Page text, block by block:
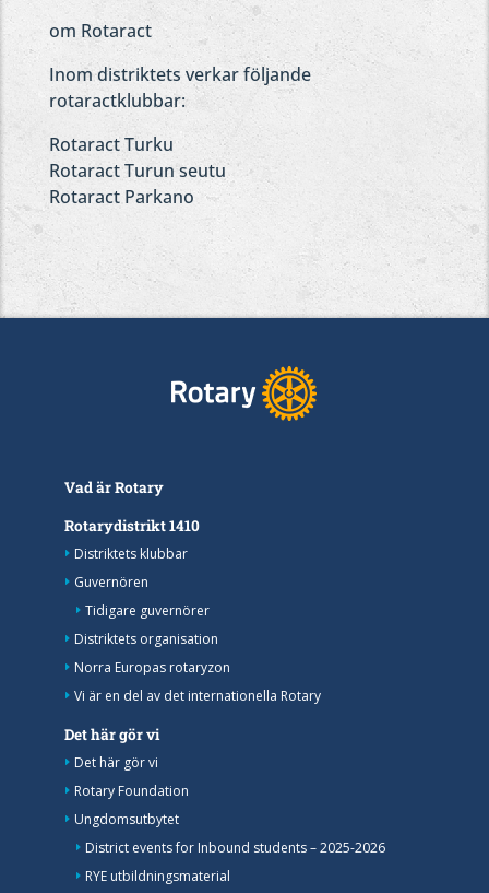
om Rotaract
Inom distriktets verkar följande
rotaractklubbar:
Rotaract Turku
Rotaract Turun seutu
Rotaract Parkano
Vad är Rotary
Rotarydistrikt 1410
Distriktets klubbar
Guvernören
Tidigare guvernörer
Distriktets organisation
Norra Europas rotaryzon
Vi är en del av det internationella Rotary
Det här gör vi
Det här gör vi
Rotary Foundation
Ungdomsutbytet
District events for Inbound students – 2025-2026
RYE utbildningsmaterial